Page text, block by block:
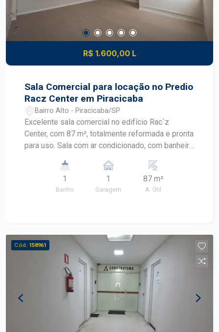
R$ 1.600,00 L
Sala Comercial para locação no Predio
Racz Center em Piracicaba
Bairro Alto - Piracicaba/SP
Excelente sala comercial no edifício Rac`z
Center, com 87 m², totalmente reformada e pronta
para uso. Sala com ar condicionado, com banheiro
praticidade para o seu negócio. Uma excelente
oportunidade para instalar sua empresa ou
investir em um imóvel comercial de qualidade.
1
Banho
1
Garagem
87 m²
A. Útil
Cód. 158961